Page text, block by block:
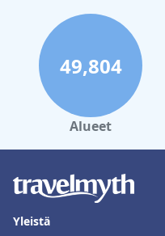
49,804
Alueet
Yleistä